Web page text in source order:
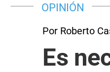
OPINIÓN
Por Roberto
Es